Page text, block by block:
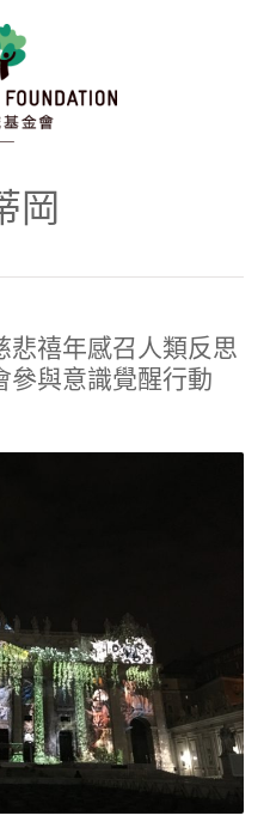
體
岡
悲禧年感召人類反思
參與意識覺醒行動